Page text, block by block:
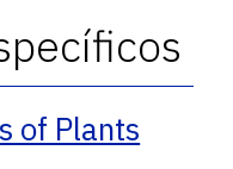
of Plants